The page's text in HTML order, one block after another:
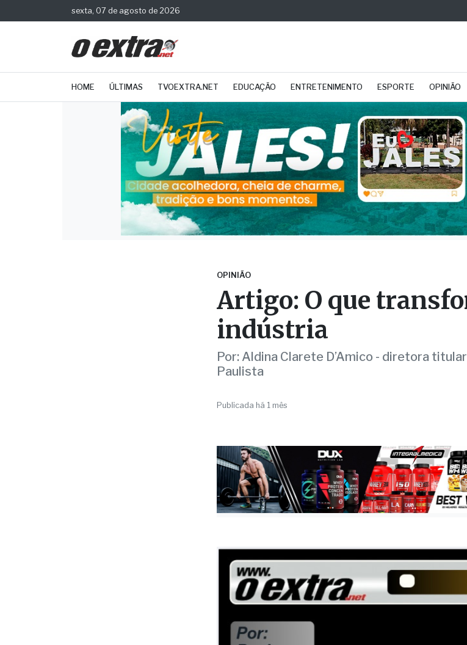
sexta, 07 de agosto de 2026
HOME ÚLTIMAS TVOEXTRA.NET EDUCAÇÃO ENTRETENIMENTO ESPORTE OPINIÃO
OPINIÃO
indústria
Por: Aldina Clarete D’Amico - diretora
Paulista
Publicada há 1 mês